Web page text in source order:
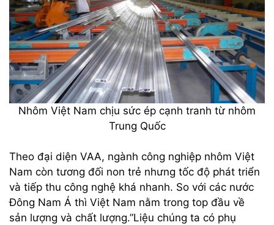
Nhôm Việt Nam chịu sức ép cạnh tranh từ nhôm
Trung Quốc
Theo đại diện VAA, ngành công nghiệp nhôm Việt
Nam còn tương đối non trẻ nhưng tốc độ phát triển
và tiếp thu công nghệ khá nhanh. So với các nước
Đông Nam Á thì Việt Nam nằm trong top đầu về
sản lượng và chất lượng.”Liệu chúng ta có phụ